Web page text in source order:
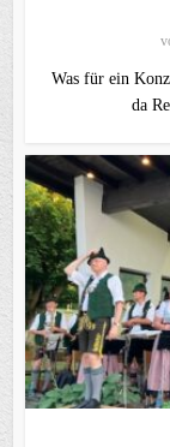
Was für ein
da